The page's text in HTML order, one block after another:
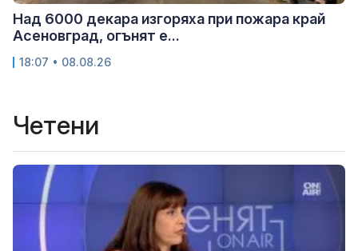
Над 6000 декара изгоряха при пожара край
Асеновград, огънят е...
18:07 • 08.08.26
Четени